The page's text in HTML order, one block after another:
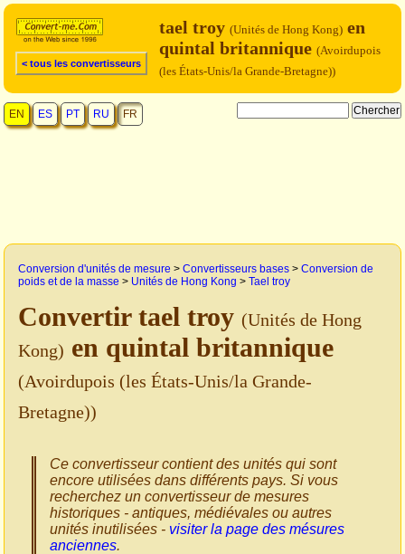
< tous les convertisseurs
tael troy (Unités de Hong Kong) en
quintal britannique (Avoirdupois
(les États-Unis/la Grande-Bretagne))
EN ES PT RU FR
Conversion d'unités de mesure > Convertisseurs bases > Conversion de
poids et de la masse > Unités de Hong Kong > Tael troy
Convertir tael troy (Unités de Hong
Kong) en quintal britannique
(Avoirdupois (les États-Unis/la Grande-
Bretagne))
Ce convertisseur contient des unités qui sont
encore utilisées dans différents pays. Si vous
recherchez un convertisseur de mesures
historiques - antiques, médiévales ou autres
unités inutilisées - visiter la page des mésures
anciennes.